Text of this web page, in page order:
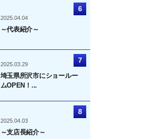
2025.04.04
～代表紹介～
2025.03.29
埼玉県所沢市にショールー
ムOPEN！...
2025.04.03
～支店長紹介～